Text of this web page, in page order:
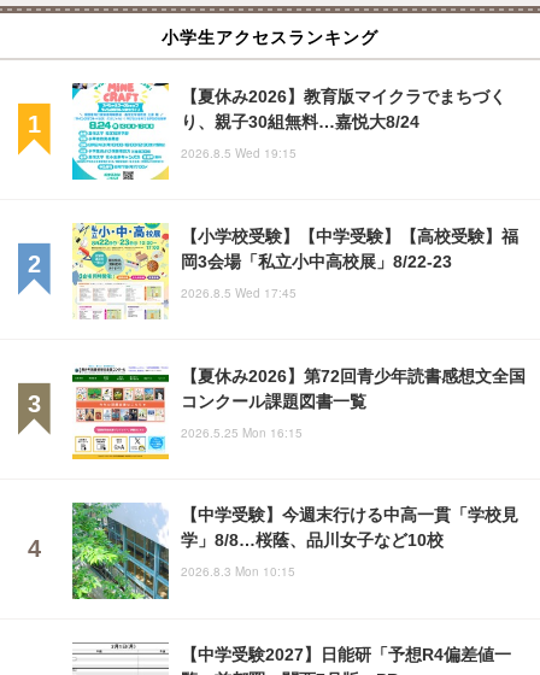
小学生アクセスランキング
【夏休み2026】教育版マイクラでまちづく
り、親子30組無料…嘉悦大8/24
2026.8.5 Wed 19:15
【小学校受験】【中学受験】【高校受験】福
岡3会場「私立小中高校展」8/22-23
2026.8.5 Wed 17:45
【夏休み2026】第72回青少年読書感想文全国
コンクール課題図書一覧
2026.5.25 Mon 16:15
【中学受験】今週末行ける中高一貫「学校見
学」8/8…桜蔭、品川女子など10校
2026.8.3 Mon 10:15
【中学受験2027】日能研「予想R4偏差値一